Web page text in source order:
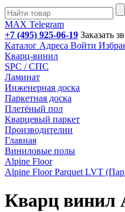
MAX Telegram
+7 (495) 925-06-19 Заказать
Каталог Адреса Войти
Кварц-винил
SPC / СПС
Ламинат
Инженерная доска
Паркетная доска
Плетёный пол
Кварцевый паркет
Производителии
Главная
Виниловые полы
Alpine Floor
Alpine Floor Parquet LVT
Кварц винил